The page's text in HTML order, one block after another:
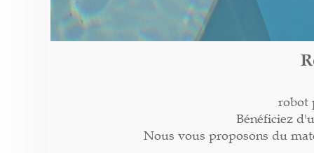
robot
Bénéficiez
Nous vous proposons du